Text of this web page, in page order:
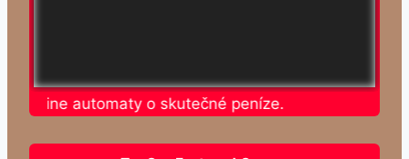
online automaty o skutečné peníze.